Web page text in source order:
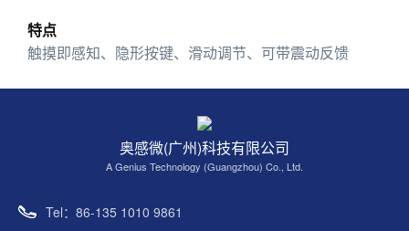
特点
触摸即感知、隐形按键、滑动调节、可带震动反馈
奥感微(广州)科技有限公司
A Genius Technology (Guangzhou) Co., Ltd.
Tel：86-135 1010 9861